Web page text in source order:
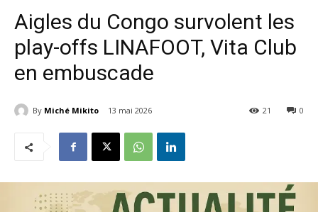
Aigles du Congo survolent les
play-offs LINAFOOT, Vita Club
en embuscade
By Miché Mikito 13 mai 2026 0
21